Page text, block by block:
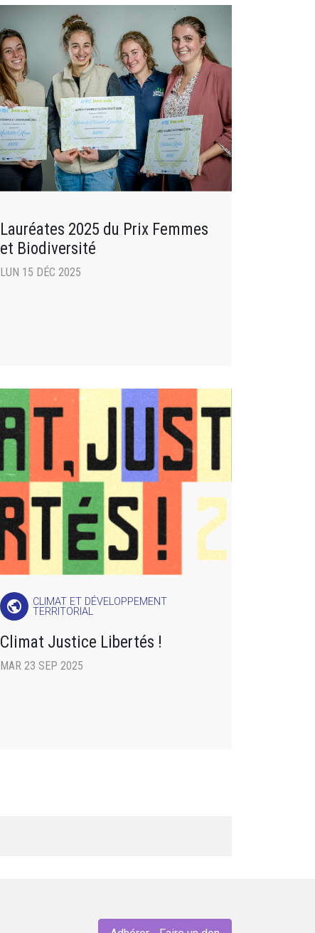
Lauréates 2025 du Prix Femmes
et Biodiversité
LUN 15 DÉC 2025
public
CLIMAT ET DÉVELOPPEMENT
TERRITORIAL
Climat Justice Libertés !
MAR 23 SEP 2025